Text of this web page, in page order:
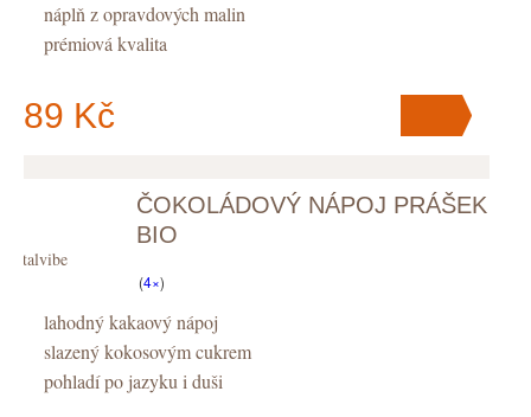
náplň z opravdových malin
prémiová kvalita
89 Kč
V košíku máteks.
ČOKOLÁDOVÝ NÁPOJ PRÁŠEK
BIO
Vitalvibe
(4×)
lahodný kakaový nápoj
slazený kokosovým cukrem
pohladí po jazyku i duši